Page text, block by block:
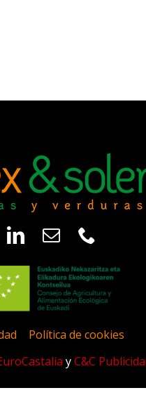
Política de cookies
y C&C